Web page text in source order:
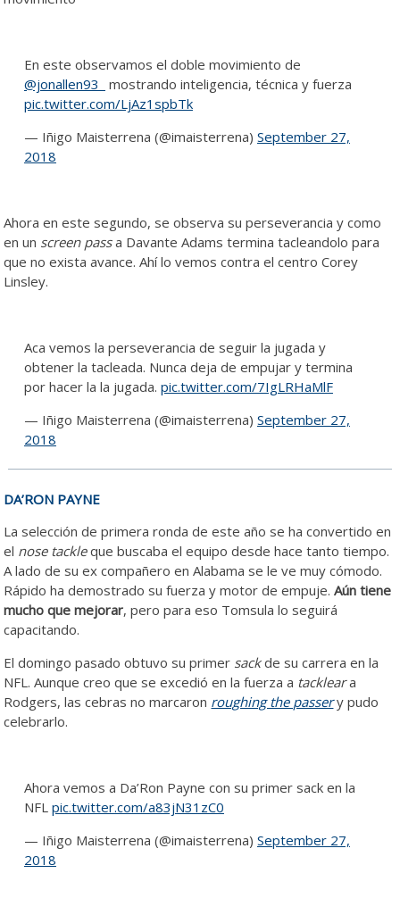
En este observamos el doble movimiento de
@jonallen93_
mostrando inteligencia, técnica y fuerza
pic.twitter.com/LjAz1spbTk
— Iñigo Maisterrena (@imaisterrena) September 27,
2018
Ahora en este segundo, se observa su perseverancia y como
en un screen passa Davante Adams termina tacleandolo para
que no exista avance. Ahí lo vemos contra el centro Corey
Linsley.
Aca vemos la perseverancia de seguir la jugada y
obtener la tacleada. Nunca deja de empujar y termina
por hacer la la jugada. pic.twitter.com/7IgLRHaMlF
— Iñigo Maisterrena (@imaisterrena) September 27,
2018
DA’RON PAYNE
La selección de primera ronda de este año se ha convertido en
el nose tackleque buscaba el equipo desde hace tanto tiempo.
A lado de su ex compañero en Alabama se le ve muy cómodo.
Rápido ha demostrado su fuerza y motor de empuje.Aún tiene
mucho que mejorar, pero para eso Tomsula lo seguirá
capacitando.
El domingo pasado obtuvo su primer sackde su carrera en la
NFL. Aunque creo que se excedió en la fuerza a tackleara
Rodgers, las cebras no marcaron roughing the passery pudo
celebrarlo.
Ahora vemos a Da’Ron Payne con su primer sack en la
NFL pic.twitter.com/a83jN31zC0
— Iñigo Maisterrena (@imaisterrena) September 27,
2018